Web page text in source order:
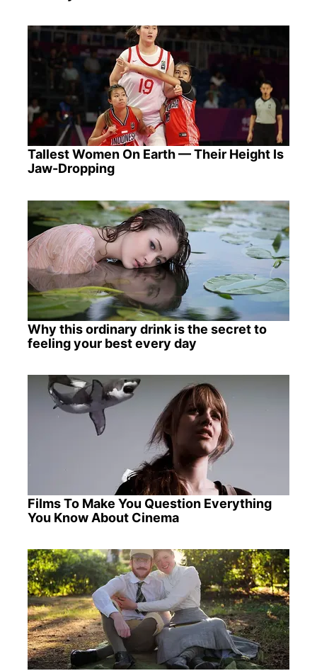
Tallest Women On Earth — Their Height Is
Jaw-Dropping
Why this ordinary drink is the secret to
feeling your best every day
Films To Make You Question Everything
You Know About Cinema